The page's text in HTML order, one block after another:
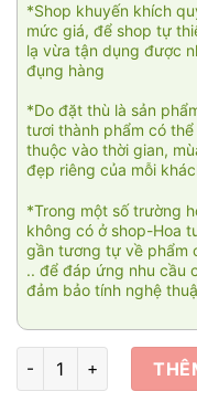
*Shop khuyến khích
mức giá, để shop tự
lạ vừa tận dụng được
đụng hàng
*Do đặt thù là sản
tươi thành phẩm có
thuộc vào thời gian,
đẹp riêng của mỗi
*Trong một số trường
không có ở shop-Hoa
gần tương tự về phẩm
.. để đáp ứng nhu cầu
đảm bảo tính nghệ
Giỏ hoa xinh 007 số